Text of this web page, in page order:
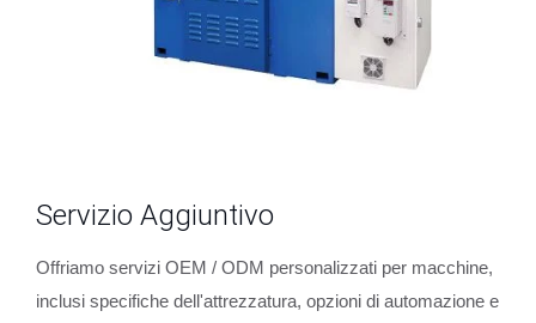
Servizio Aggiuntivo
Offriamo servizi OEM / ODM personalizzati per macchine,
inclusi specifiche dell'attrezzatura, opzioni di automazione e